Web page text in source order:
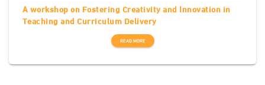
A workshop on Fostering Creativity and Innovation in
Teaching and Curriculum Delivery
READ MORE